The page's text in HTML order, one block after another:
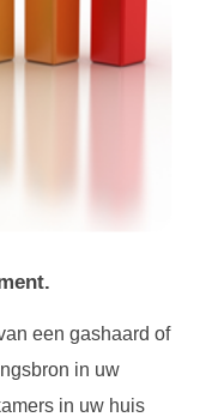
een gashaard of
in uw
in uw huis